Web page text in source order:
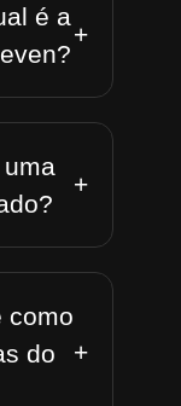
é a
+
+
como
do
+